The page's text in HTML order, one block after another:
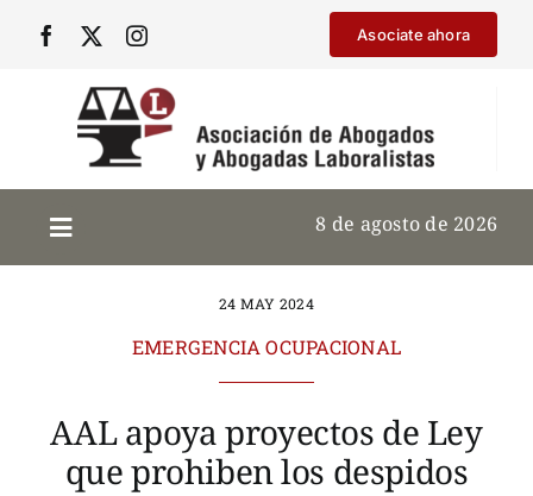
Asociate ahora
8 de agosto de 2026
24 MAY 2024
EMERGENCIA OCUPACIONAL
AAL apoya proyectos de Ley
que prohiben los despidos